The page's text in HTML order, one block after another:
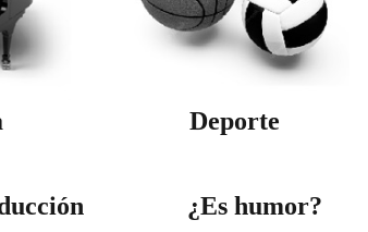
Deporte
¿Es humor?